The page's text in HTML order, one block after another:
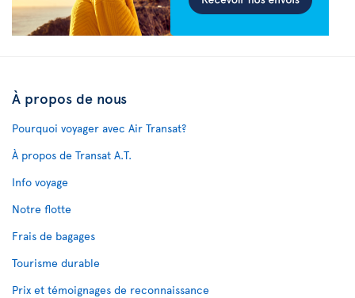
À propos de nous
Pourquoi voyager avec Air Transat?
À propos de Transat A.T.
Info voyage
Notre flotte
Frais de bagages
Tourisme durable
Prix et témoignages de reconnaissance